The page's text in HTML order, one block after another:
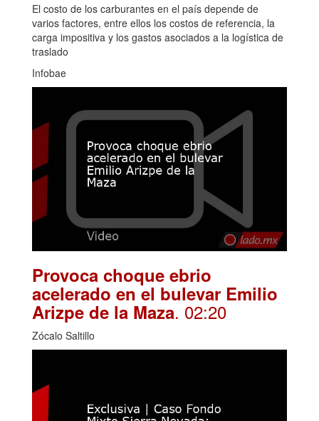
El costo de los carburantes en el país depende de
varios factores, entre ellos los costos de referencia, la
carga impositiva y los gastos asociados a la logística de
traslado
Infobae
Provoca choque ebrio
acelerado en el bulevar Emilio
Arizpe de la Maza. 02:20
Zócalo Saltillo